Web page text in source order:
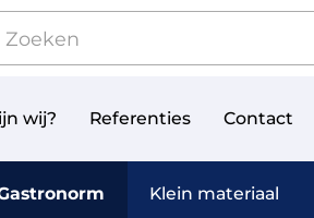
wij? Referenties Contact
Klein materiaal